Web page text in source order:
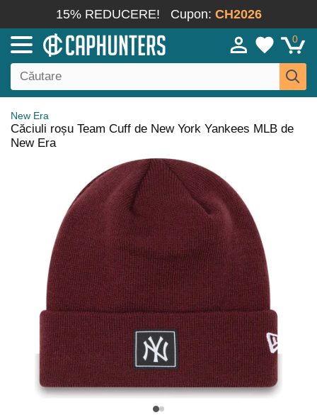
15% REDUCERE! Cupon: CH2026
0
New Era
Căciuli roșu Team Cuff de New York Yankees MLB de
New Era